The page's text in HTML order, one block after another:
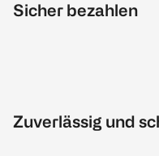
Sicher bezahlen
Zuverlässig und